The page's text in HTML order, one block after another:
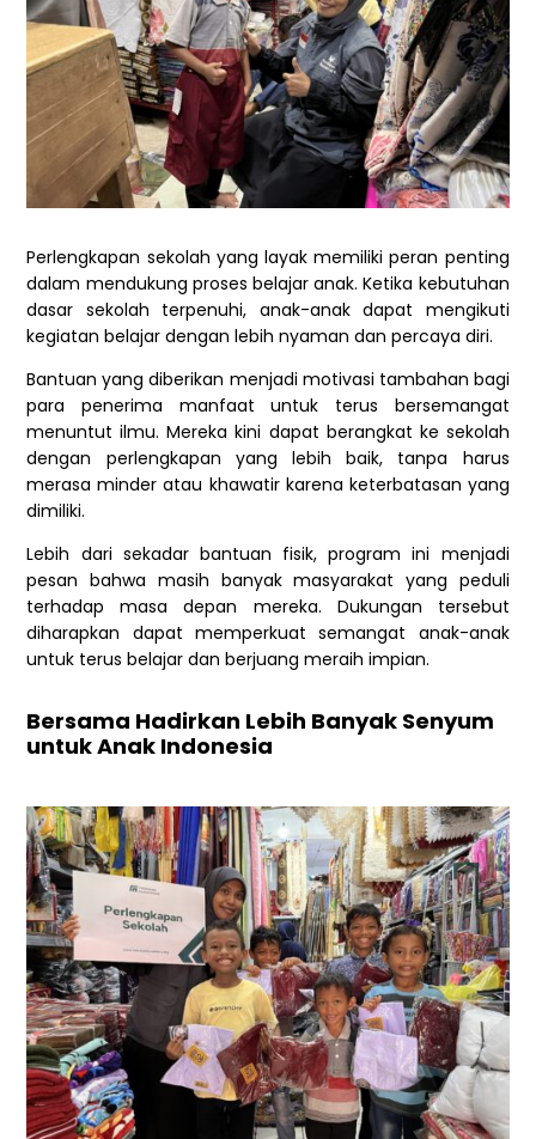
Perlengkapan sekolah yang layak memiliki peran penting
dalam mendukung proses belajar anak. Ketika kebutuhan
dasar sekolah terpenuhi, anak-anak dapat mengikuti
kegiatan belajar dengan lebih nyaman dan percaya diri.
Bantuan yang diberikan menjadi motivasi tambahan bagi
para penerima manfaat untuk terus bersemangat
menuntut ilmu. Mereka kini dapat berangkat ke sekolah
dengan perlengkapan yang lebih baik, tanpa harus
merasa minder atau khawatir karena keterbatasan yang
dimiliki.
Lebih dari sekadar bantuan fisik, program ini menjadi
pesan bahwa masih banyak masyarakat yang peduli
terhadap masa depan mereka. Dukungan tersebut
diharapkan dapat memperkuat semangat anak-anak
untuk terus belajar dan berjuang meraih impian.
Bersama Hadirkan Lebih Banyak Senyum
untuk Anak Indonesia